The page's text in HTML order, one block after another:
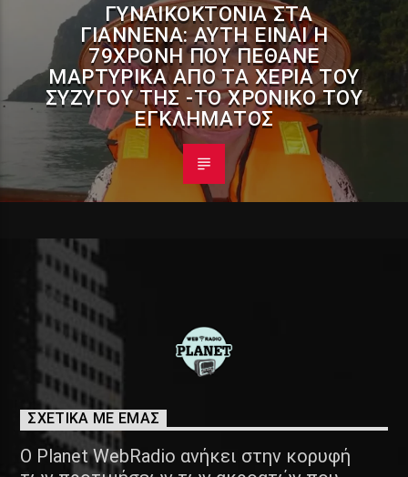
ΓΥΝΑΙΚΟΚΤΟΝΊΑ ΣΤΑ
ΓΙΆΝΝΕΝΑ: ΑΥΤΉ ΕΊΝΑΙ Η
79ΧΡΟΝΗ ΠΟΥ ΠΈΘΑΝΕ
ΜΑΡΤΥΡΙΚΆ ΑΠΌ ΤΑ ΧΈΡΙΑ ΤΟΥ
ΣΥΖΎΓΟΥ ΤΗΣ -ΤΟ ΧΡΟΝΙΚΌ ΤΟΥ
ΕΓΚΛΉΜΑΤΟΣ
ΣΧΕΤΙΚΑ ΜΕ ΕΜΑΣ
Ο Planet WebRadio ανήκει στην κορυφή